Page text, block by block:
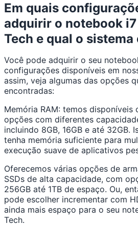
Em quais
adquirir o notebook
Tech e qual o
Você pode adquirir o seu
configurações disponíveis em
assim, veja algumas das opções
encontradas:
Memória RAM: temos disponíveis
opções com diferentes
incluindo 8GB, 16GB e até 32GB.
tenha memória suficiente para
execução suave de aplicativos
Oferecemos várias opções de
SSDs de alta capacidade, com
256GB até 1TB de espaço. Ou,
pode escolher incrementar com
ainda mais espaço para o seu
Tech.